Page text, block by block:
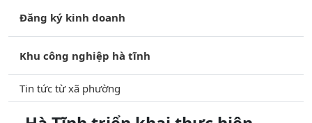
Đăng ký kinh doanh
Khu công nghiệp hà tĩnh
Tin tức từ xã phường